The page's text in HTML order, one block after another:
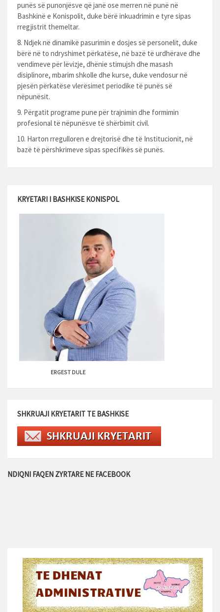
punës së punonjësve që janë ose merren në punë në
Bashkinë e Konispolit, duke bërë inkuadrimin e tyre sipas
rregjistrit themeltar.
Ndjek në dinamikë pasurimin e dosjes së personelit, duke
bërë në to ndryshimet përkatëse, në bazë të urdhërave dhe
vendimeve për lëvizje, dhënie stimujsh dhe masash
disiplinore, mbarim shkolle dhe kurse, duke vendosur në
pjesën përkatëse vlerësimet periodike të punës së
nëpunësit.
Përgatit programe pune për trajnimin dhe formimin
profesional të nëpunësve të shërbimit civil.
Harton rregulloren e drejtorisë dhe të Institucionit, në
bazë të përshkrimeve sipas specifikës së punës.
KRYETARI I BASHKISE KONISPOL
ERGEST DULE
SHKRUAJI KRYETARIT TE BASHKISE
NDIQNI FAQEN ZYRTARE NE FACEBOOK